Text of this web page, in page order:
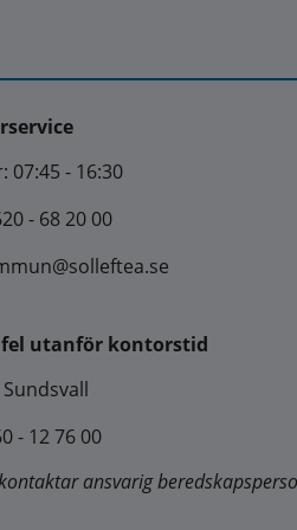
07:45 - 16:30
- 68 20 00
utanför kontorstid
- 12 76 00
ansvarig